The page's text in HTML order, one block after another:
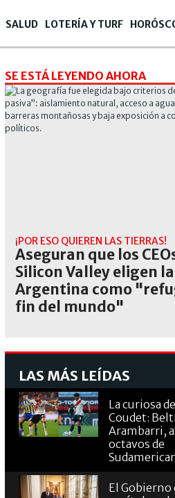
SALUD LOTERÍA Y TURF
SE ESTÁ LEYENDO AHORA
¡POR ESO QUIEREN LAS TIERRAS!
Aseguran que los
Silicon Valley eligen la
Argentina como
fin del mundo"
LAS MÁS LEÍDAS
La curiosa
Coudet:
Arambarri,
octavos de
El Gobierno